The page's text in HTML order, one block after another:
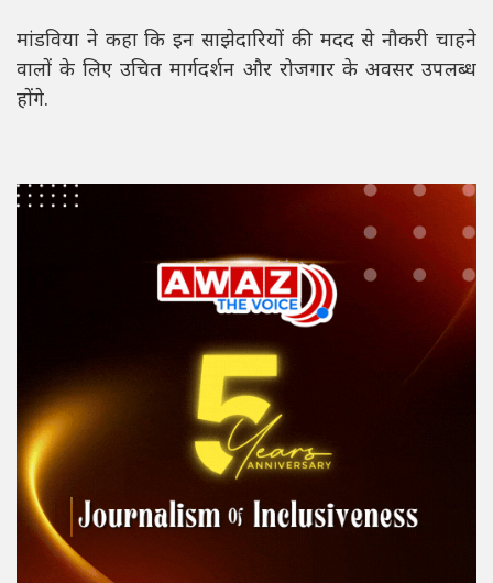
मांडविया ने कहा कि इन साझेदारियों की मदद से नौकरी चाहने
वालों के लिए उचित मार्गदर्शन और रोजगार के अवसर उपलब्ध
होंगे.